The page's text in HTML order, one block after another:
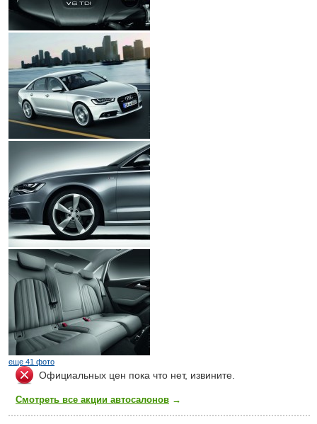
еще 41 фото
Официальных цен пока что нет, извините.
Смотреть все акции автосалонов →